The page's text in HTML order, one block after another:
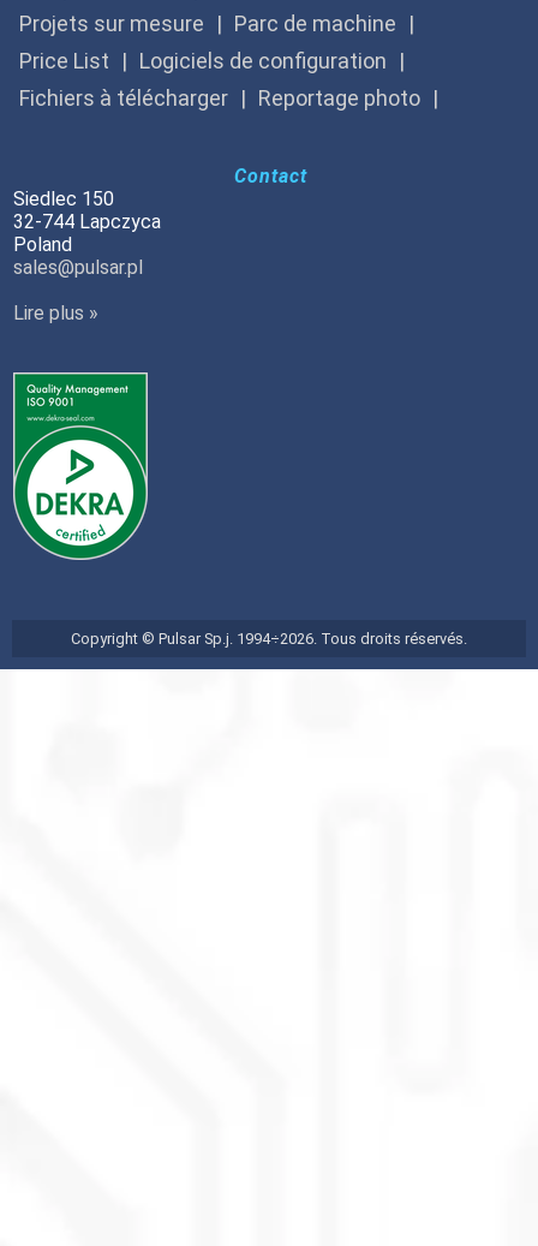
Projets sur mesure
Parc de machine
Price List
Logiciels de configuration
Fichiers à télécharger
Reportage photo
Contact
Siedlec 150
32-744 Lapczyca
Poland
sales@pulsar.pl
Lire plus »
Copyright © Pulsar Sp.j. 1994÷2026. Tous droits réservés.